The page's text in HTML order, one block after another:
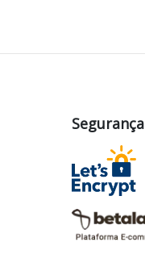
Segurança